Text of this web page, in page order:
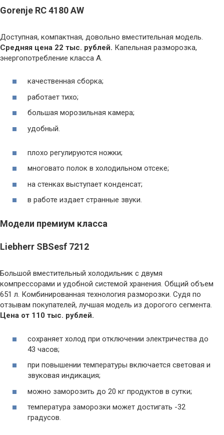
Gorenje RC 4180 AW
Доступная, компактная, довольно вместительная модель.
Средняя цена 22 тыс. рублей. Капельная разморозка,
энергопотребление класса А.
качественная сборка;
работает тихо;
большая морозильная камера;
удобный.
плохо регулируются ножки;
многовато полок в холодильном отсеке;
на стенках выступает конденсат;
в работе издает странные звуки.
Модели премиум класса
Liebherr SBSesf 7212
Большой вместительный холодильник с двумя
компрессорами и удобной системой хранения. Общий объем
651 л. Комбинированная технология разморозки. Судя по
отзывам покупателей, лучшая модель из дорогого сегмента.
Цена от 110 тыс. рублей.
сохраняет холод при отключении электричества до
43 часов;
при повышении температуры включается световая и
звуковая индикация;
можно заморозить до 20 кг продуктов в сутки;
температура заморозки может достигать -32
градусов.